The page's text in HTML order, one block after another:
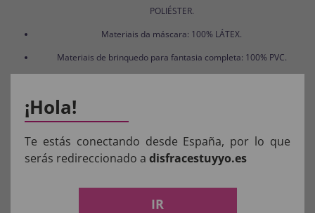
POLIÉSTER.
Materiais da máscara: 100% LÁTEX.
Materiais de brinquedo para fantasia completa: 100% PVC.
Aviso: Todos os produtos destinados a crianças
menores de 36 meses devem ser supervisionados
Manter longe do fogo.
¡Hola!
Te estás conectando desde España, por lo que
serás redireccionado a disfracestuyyo.es
IR